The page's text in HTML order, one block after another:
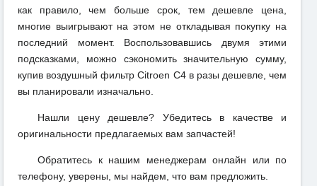
как правило, чем больше срок, тем дешевле цена,
многие выигрывают на этом не откладывая покупку на
последний момент. Воспользовавшись двумя этими
подсказками, можно сэкономить значительную сумму,
купив воздушный фильтр Citroen C4 в разы дешевле, чем
вы планировали изначально.
Нашли цену дешевле? Убедитесь в качестве и
оригинальности предлагаемых вам запчастей!
Обратитесь к нашим менеджерам онлайн или по
телефону, уверены, мы найдем, что вам предложить.